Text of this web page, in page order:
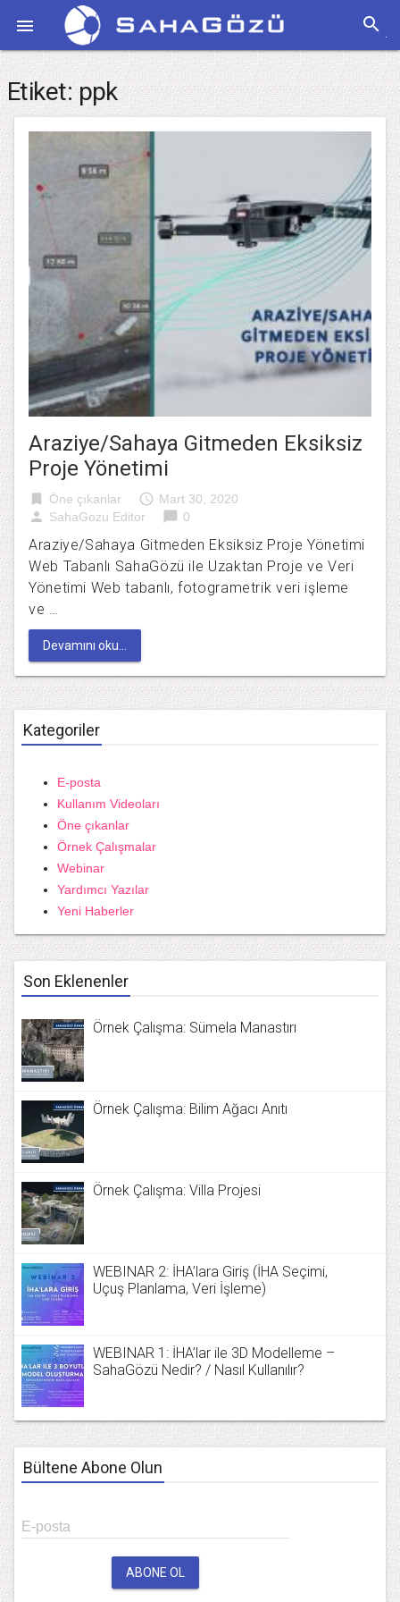
 search
Etiket: ppk
Araziye/Sahaya Gitmeden Eksiksiz
Proje Yönetimi
bookmark Öne çıkanlar access_time Mart 30, 2020
person SahaGozu Editor chat_bubble 0
Araziye/Sahaya Gitmeden Eksiksiz Proje Yönetimi
Web Tabanlı SahaGözü ile Uzaktan Proje ve Veri
Yönetimi Web tabanlı, fotogrametrik veri işleme
ve …
Devamını oku...
Kategoriler
E-posta
Kullanım Videoları
Öne çıkanlar
Örnek Çalışmalar
Webinar
Yardımcı Yazılar
Yeni Haberler
Son Eklenenler
Örnek Çalışma: Sümela Manastırı
Örnek Çalışma: Bilim Ağacı Anıtı
Örnek Çalışma: Villa Projesi
WEBINAR 2: İHA’lara Giriş (İHA Seçimi,
Uçuş Planlama, Veri İşleme)
WEBINAR 1: İHA’lar ile 3D Modelleme –
SahaGözü Nedir? / Nasıl Kullanılır?
Bültene Abone Olun
E-posta
ABONE OL